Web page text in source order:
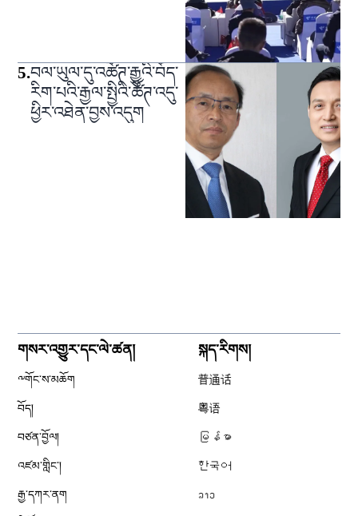
5.བལ་ཡུལ་དུ་འཚོཊ་རྒྱུའི་བོད་
རིག་པའི་རྒྱལ་སྤྱིའི་ཚོཊ་འདུ་
ཕྱིར་འཐེན་བྱས་འདུག
གསར་འགྱུར་དང་ལེ་ཚན།
༸གོང་ས་མཆོག
བོད།
བཙན་བྱོལ།
འཛམ་གླིང༌།
རྒྱ་དཀར་ནག
སྐད་རིགས།
普通话
粤语
မြန်မာ
한국어
ລາວ